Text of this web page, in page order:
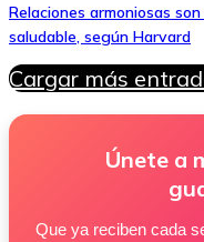
Relaciones armoniosas
saludable, según Harvard
Cargar más
Únete a
Que ya reciben cada